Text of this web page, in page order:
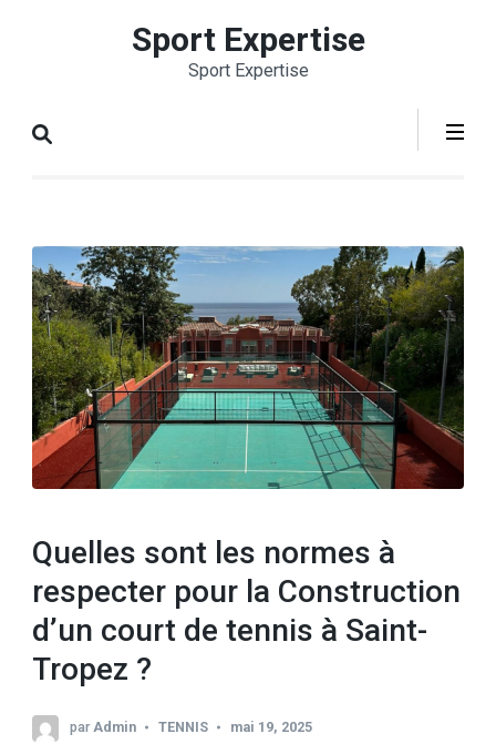
Entrée)
Sport Expertise
Sport Expertise
Quelles sont les normes à
respecter pour la Construction
d’un court de tennis à Saint-
Tropez ?
parAdmin TENNIS mai 19, 2025